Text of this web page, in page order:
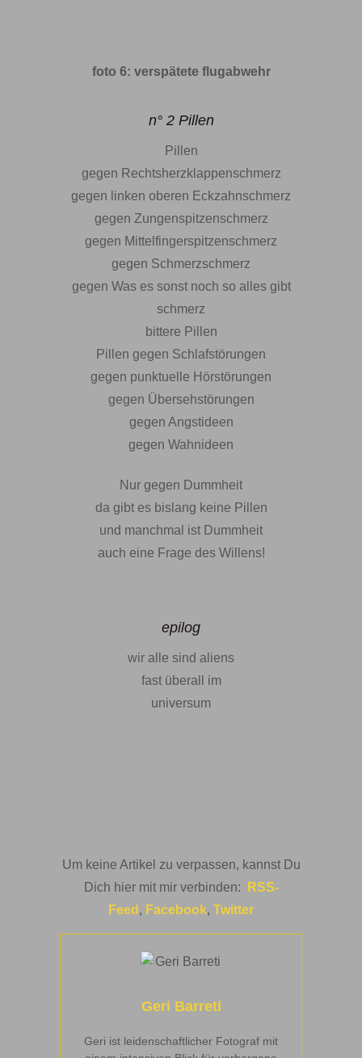
foto 6: verspätete flugabwehr
n° 2 Pillen
Pillen
gegen Rechtsherzklappenschmerz
gegen linken oberen Eckzahnschmerz
gegen Zungenspitzenschmerz
gegen Mittelfingerspitzenschmerz
gegen Schmerzschmerz
gegen Was es sonst noch so alles gibt
schmerz
bittere Pillen
Pillen gegen Schlafstörungen
gegen punktuelle Hörstörungen
gegen Übersehstörungen
gegen Angstideen
gegen Wahnideen
Nur gegen Dummheit
da gibt es bislang keine Pillen
und manchmal ist Dummheit
auch eine Frage des Willens!
epilog
wir alle sind aliens
fast überall im
universum
Um keine Artikel zu verpassen, kannst Du
Dich hier mit mir verbinden:
RSS-
Feed , Facebook, Twitter
Geri Barreti
Geri ist leidenschaftlicher Fotograf mit